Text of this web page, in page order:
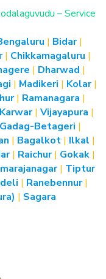
– Service
| Bidar|
| Chikkamagaluru |
| Dharwad |
| Madikeri | Kolar|
| Ramanagara |
Karwar| Vijayapura |
Gadag-Betageri |
| Bagalkot | Ilkal |
| Raichur| Gokak |
| Tiptur
| Ranebennur|
| Sagara